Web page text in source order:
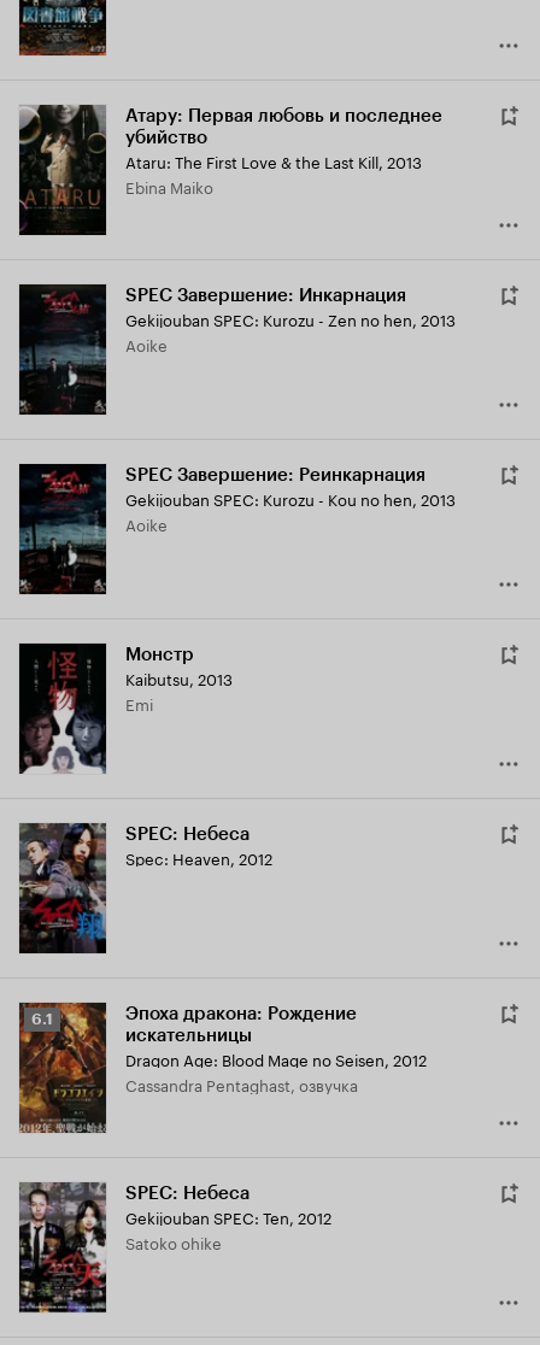
Атару: Первая любовь и последнее
убийство
Ataru: The First Love & the Last Kill, 2013
Ebina Maiko
SPEC Завершение: Инкарнация
Gekijouban SPEC: Kurozu - Zen no hen, 2013
Aoike
SPEC Завершение: Реинкарнация
Gekijouban SPEC: Kurozu - Kou no hen, 2013
Aoike
Монстр
Kaibutsu, 2013
Emi
SPEC: Небеса
Spec: Heaven, 2012
Рейтинг
Кинопоиска
6.1
6.1
Эпоха дракона: Рождение
искательницы
Dragon Age: Blood Mage no Seisen, 2012
Cassandra Pentaghast, озвучка
SPEC: Небеса
Gekijouban SPEC: Ten, 2012
Satoko ohike